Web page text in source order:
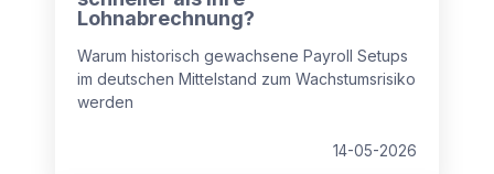
Lohnabrechnung?
Warum historisch gewachsene Payroll Setups
im deutschen Mittelstand zum Wachstumsrisiko
werden
14-05-2026